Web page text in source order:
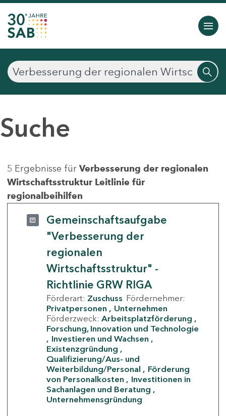
Suche
5 Ergebnisse für Verbesserung der regionalen
Wirtschaftsstruktur Leitlinie für
regionalbeihilfen
Gemeinschaftsaufgabe
"Verbesserung der
regionalen
Wirtschaftsstruktur" -
Richtlinie GRW RIGA
Förderart: Zuschuss Fördernehmer:
Privatpersonen
Unternehmen
Förderzweck: Arbeitsplatzförderung
Forschung, Innovation und Technologie
Investieren und Wachsen
Existenzgründung
Qualifizierung/Aus- und
Weiterbildung/Personal
Förderung
von Personalkosten
Investitionen in
Sachanlagen und Beratung
Unternehmensgründung